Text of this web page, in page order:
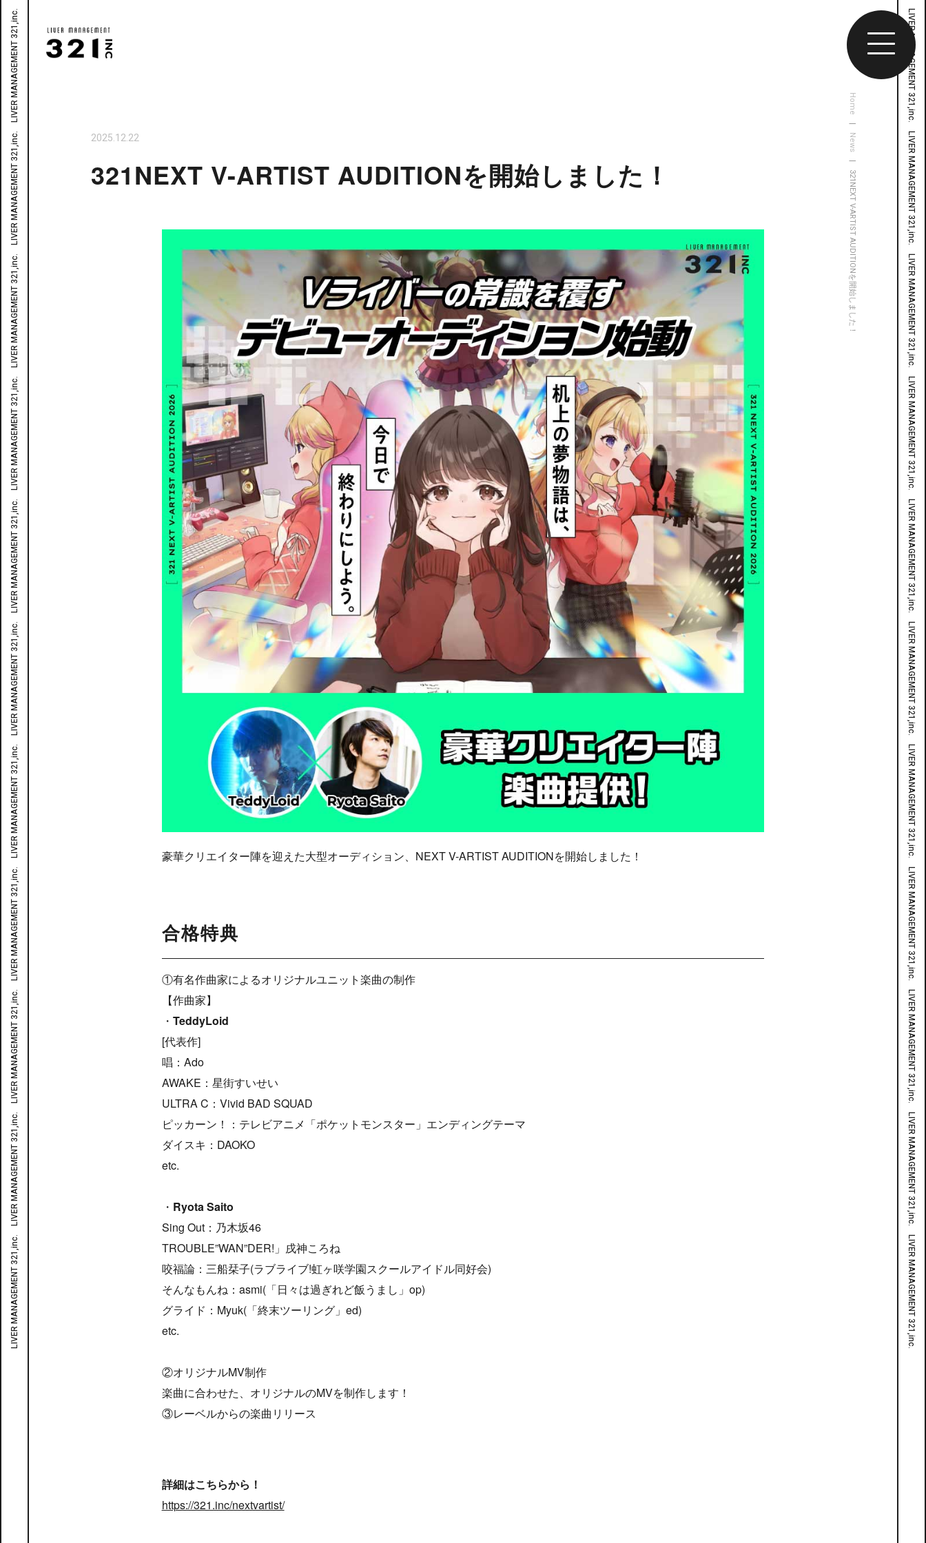
Home
|
News
| 321NEXT V-ARTIST AUDITIONを開始しました！
2025.12.22
321NEXT V-ARTIST AUDITIONを開始しました！
豪華クリエイター陣を迎えた大型オーディション、NEXT V-ARTIST AUDITIONを開始しました！
合格特典
①有名作曲家によるオリジナルユニット楽曲の制作
【作曲家】
・ TeddyLoid
[代表作]
唱：Ado
AWAKE：星街すいせい
ULTRA C：Vivid BAD SQUAD
ピッカーン！：テレビアニメ「ポケットモンスター」エンディングテーマ
ダイスキ：DAOKO
etc.
・ Ryota Saito
Sing Out：乃木坂46
TROUBLE”WAN”DER!」戌神ころね
咬福論：三船栞子(ラブライブ!虹ヶ咲学園スクールアイドル同好会)
そんなもんね：asmi(「日々は過ぎれど飯うまし」op)
グライド：Myuk(「終末ツーリング」ed)
etc.
②オリジナルMV制作
楽曲に合わせた、オリジナルのMVを制作します！
③レーベルからの楽曲リリース
詳細はこちらから！
https://321.inc/nextvartist/
LIVER MANAGEMENT 321,inc. LIVER MANAGEMENT 321,inc. LIVER MANAGEMENT 321,inc. LIVER MANAGEMENT 321,inc. LIVER MANAGEMENT 321,inc. LIVER MANAGEMENT 321,inc. LIVER MANAGEMENT 321,inc. LIVER MANAGEMENT 321,inc. LIVER MANAGEMENT 321,inc. LIVER MANAGEMENT 321,inc. LIVER MANAGEMENT 321,inc. LIVER MANAGEMENT 321,inc. LIVER MANAGEMENT 321,inc. LIVER MANAGEMENT 321,inc. LIVER MANAGEMENT 321,inc. LIVER MANAGEMENT 321,inc. LIVER MANAGEMENT 321,inc. LIVER MANAGEMENT 321,inc. LIVER MANAGEMENT 321,inc. LIVER MANAGEMENT 321,inc. LIVER MANAGEMENT 321,inc. LIVER MANAGEMENT 321,inc.